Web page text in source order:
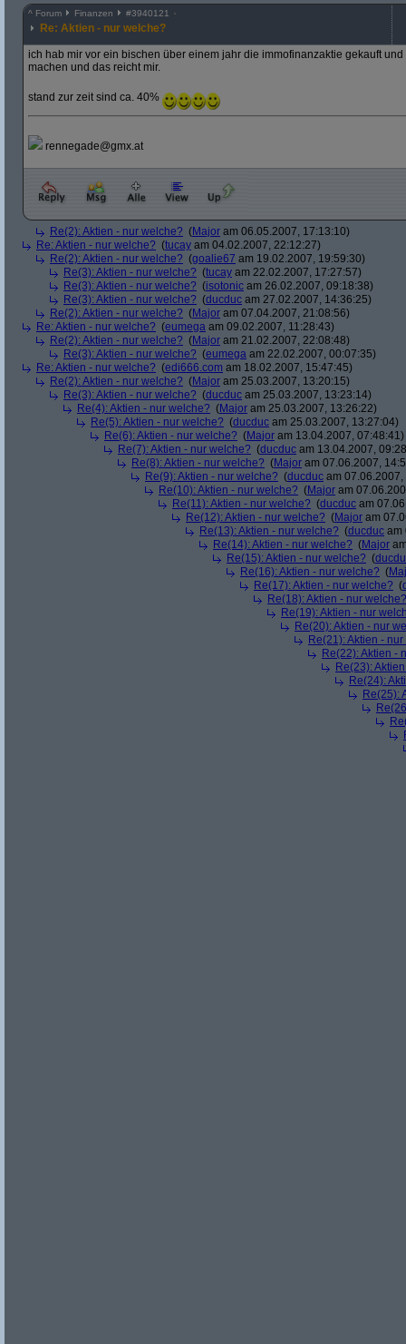
^ Forum Finanzen #3940121
Re: Aktien - nur welche?
ich hab mir vor ein bischen über einem jahr die immofinanzaktie gekauft
machen und das reicht mir.
stand zur zeit sind ca. 40%
rennegade@gmx.at
Re(2): Aktien - nur welche? (Major am 06.05.2007, 17:13:10)
Re: Aktien - nur welche? (tucay am 04.02.2007, 22:12:27)
Re(2): Aktien - nur welche? (goalie67 am 19.02.2007, 19:59:30)
Re(3): Aktien - nur welche? (tucay am 22.02.2007, 17:27:57)
Re(3): Aktien - nur welche? (isotonic am 26.02.2007, 09:18:38)
Re(3): Aktien - nur welche? (ducduc am 27.02.2007, 14:36:25)
Re(2): Aktien - nur welche? (Major am 07.04.2007, 21:08:56)
Re: Aktien - nur welche? (eumega am 09.02.2007, 11:28:43)
Re(2): Aktien - nur welche? (Major am 21.02.2007, 22:08:48)
Re(3): Aktien - nur welche? (eumega am 22.02.2007, 00:07:35)
Re: Aktien - nur welche? (edi666.com am 18.02.2007, 15:47:45)
Re(2): Aktien - nur welche? (Major am 25.03.2007, 13:20:15)
Re(3): Aktien - nur welche? (ducduc am 25.03.2007, 13:23:14)
Re(4): Aktien - nur welche? (Major am 25.03.2007, 13:26:22)
Re(5): Aktien - nur welche? (ducduc am 25.03.2007, 13:27:04)
Re(6): Aktien - nur welche? (Major am 13.04.2007, 07:48:41)
Re(7): Aktien - nur welche? (ducduc am 13.04.2007,
Re(8): Aktien - nur welche? (Major am 07.06.2007,
Re(9): Aktien - nur welche? (ducduc am
Re(10): Aktien - nur welche? (Major am
Re(11): Aktien - nur welche? (ducduc am
Re(12): Aktien - nur welche? (Major am
Re(13): Aktien - nur welche? (ducduc am
Re(14): Aktien - nur welche? (Major
Re(15): Aktien - nur welche? (
Re(16): Aktien - nur welche? (
Re(17): Aktien - nur welche? (
Re(18): Aktien - nur welche?
Re(19): Aktien - nur
Re(20): Aktien - nur
Re(21): Aktien -
Re(22): Aktien -
Re(23):
Re(24):
Re(25):